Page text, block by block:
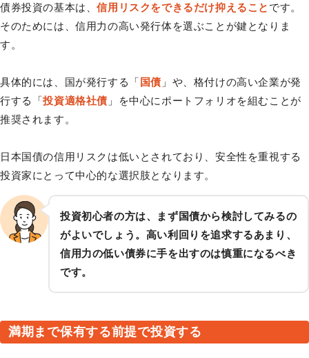
債券投資の基本は、信用リスクをできるだけ抑えること です。
そのためには、信用力の高い発行体を選ぶことが鍵となりま
す。
具体的には、国が発行する「 国債 」や、格付けの高い企業が発
行する「投資適格社債 」を中心にポートフォリオを組むことが
推奨されます。
日本国債の信用リスクは低いとされており、安全性を重視する
投資家にとって中心的な選択肢となります。
投資初心者の方は、まず国債から検討してみるの
がよいでしょう。高い利回りを追求するあまり、
信用力の低い債券に手を出すのは慎重になるべき
です。
満期まで保有する前提で投資する